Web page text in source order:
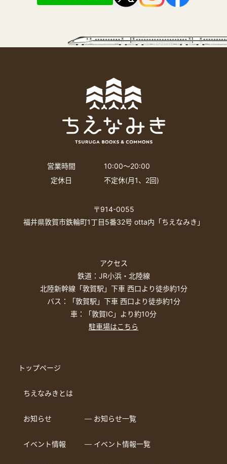
営業時間
10:00〜20:00
定休日
不定休(月1、2回)
〒914-0055
福井県敦賀市鉄輪町1丁目5番32号 otta内「ちえなみき」
アクセス
鉄道：JR小浜・北陸線
北陸新幹線「敦賀駅」下車 西口より徒歩約1分
バス：「敦賀駅」下車 西口より徒歩約1分
車：「敦賀IC」より約10分
駐車場はこちら
トップページ
ちえなみきとは
お知らせ ― お知らせ一覧
イベント情報 ― イベント情報一覧